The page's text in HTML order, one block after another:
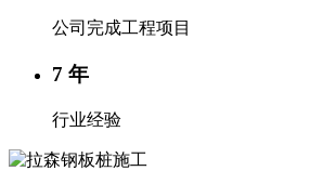
公司完成工程项目
7 年
行业经验